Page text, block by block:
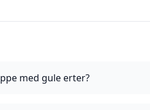
med gule erter?